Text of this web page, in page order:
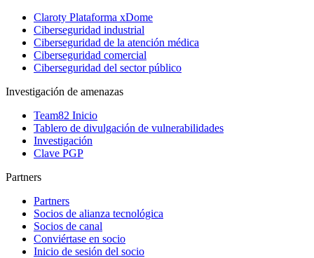
Claroty Plataforma xDome
Ciberseguridad industrial
Ciberseguridad de la atención médica
Ciberseguridad comercial
Ciberseguridad del sector público
Investigación de amenazas
Team82 Inicio
Tablero de divulgación de vulnerabilidades
Investigación
Clave PGP
Partners
Partners
Socios de alianza tecnológica
Socios de canal
Conviértase en socio
Inicio de sesión del socio